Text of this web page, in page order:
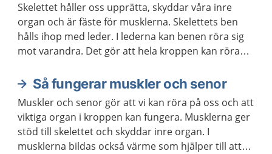
Skelettet håller oss upprätta, skyddar våra inre
organ och är fäste för musklerna. Skelettets ben
hålls ihop med leder. I lederna kan benen röra sig
mot varandra. Det gör att hela kroppen kan röra
Så fungerar muskler och senor
Muskler och senor gör att vi kan röra på oss och att
viktiga organ i kroppen kan fungera. Musklerna ger
stöd till skelettet och skyddar inre organ. I
musklerna bildas också värme som hjälper till att